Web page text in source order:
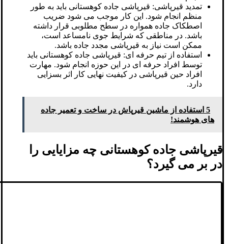
تمدید قیرپاشی: قیرپاشی جاده کوهستانی باید به طور
منظم انجام شود. این کار موجب می شود ضریب
اصطکاک جاده همواره در سطح مطلوبی قرار داشته
باشد. در مناطقی که شرایط جوی نامساعد است،
ممکن است نیاز به قیرپاشی مجدد جاده باشد.
استفاده از تیم حرفه ای: قیرپاشی جاده کوهستانی باید
توسط افراد حرفه ای در این حوزه انجام شود. مهارت
افراد حین قیرپاشی در کیفیت نهایی کار اثر بسزایی
دارد.
5 استفاده از ماشین قیرپاش در ساخت و تعمیر جاده‌
های هوشمند!
قیرپاشی جاده کوهستانی چه مزایایی را
در بر می گیرد؟